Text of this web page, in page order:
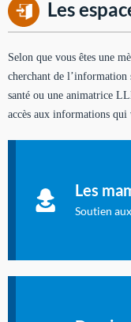
Les
Selon que vous êtes une
cherchant de
santé ou une animatrice
accès aux informations qui
Les
Soutien
à allaiter et vous
concernent